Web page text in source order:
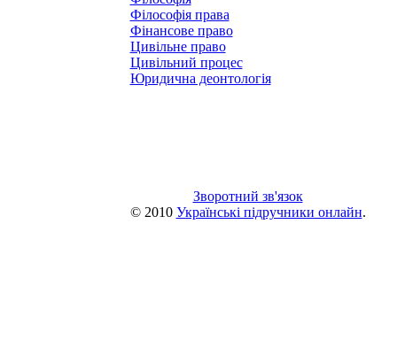
Філософія права
Фінансове право
Цивільне право
Цивільний процес
Юридична деонтологія
Зворотний зв'язок
© 2010 Українські підручники онлайн.